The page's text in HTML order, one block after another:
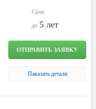
Срок
до 5 лет
ОТПРАВИТЬ ЗАЯВКУ
Паказать детали